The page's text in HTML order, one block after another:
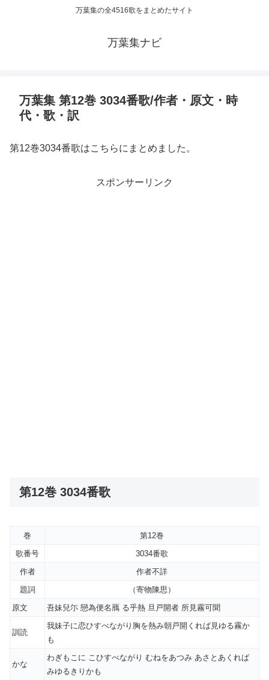
万葉集の全4516歌をまとめたサイト
万葉集ナビ
万葉集 第12巻 3034番歌/作者・原文・時
代・歌・訳
第12巻3034番歌はこちらにまとめました。
スポンサーリンク
第12巻 3034番歌
巻
第12巻
歌番号
3034番歌
作者
作者不詳
題詞
（寄物陳思）
原文
吾妹兒尓 戀為便名鴈 る乎熱 旦戸開者 所見霧可聞
訓読
我妹子に恋ひすべながり胸を熱み朝戸開くれば見ゆる霧か
も
かな
わぎもこに こひすべながり むねをあつみ あさとあくれば
みゆるきりかも